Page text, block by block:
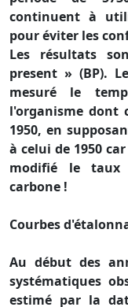
continuent à
pour éviter les
Les résultats
present » (BP).
mesuré le
l'organisme dont
1950, en
à celui de 1950
modifié le taux
carbone !
Courbes
Au début des
systématiques
estimé par la